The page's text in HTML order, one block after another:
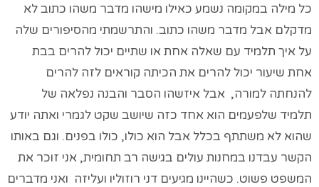
כל מילה במקומה נשמע כאילו מישהו מדבר משהו כתוב לא
מדקלם אבל מדבר משהו כתוב. והתרשמתי מהסיפורים שלה
על איך תלמיד עם שאלה אחת או שתיים יכול להרים בבת
אחת שיעור יכול להרים את הכיתה קוראים לזה להרים
להנחתה למורה, אבל איזשהו הסבר והבנה נפלאה של
תלמיד שלפעמים הוא אחד כזה שיושב שקט לגמרי ואתה יודע
שהוא לא משתתף בכלל אבל הוא כולו, כולו בפנים. וגם באותו
הקשר עבדנו במחנות עולים בגישה רב תחומית, אני זוכר את
המשפט פשוט. כשהיינו מגיעים דני רוזוליו ועליזה ואני מדברים